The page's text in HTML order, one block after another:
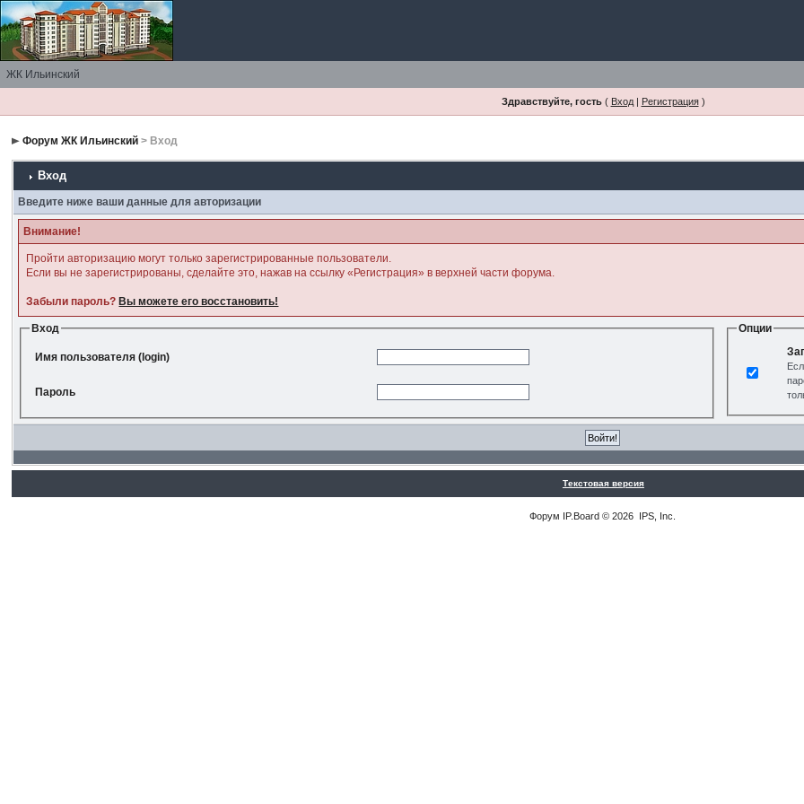
ЖК Ильинский
Здравствуйте, гость( Вход| Регистрация)
Форум ЖК Ильинский > Вход
Вход
Введите ниже ваши данные для авторизации
Внимание!
Пройти авторизацию могут только зарегистрированные пользователи.
Если вы не зарегистрированы, сделайте это, нажав на ссылку «Регистрация» в верхней части форума.
Забыли пароль? Вы можете его восстановить!
Вход
Имя пользователя (login)
Пароль
Опции
Текстовая версия
Форум IP.Board © 2026 IPS, Inc